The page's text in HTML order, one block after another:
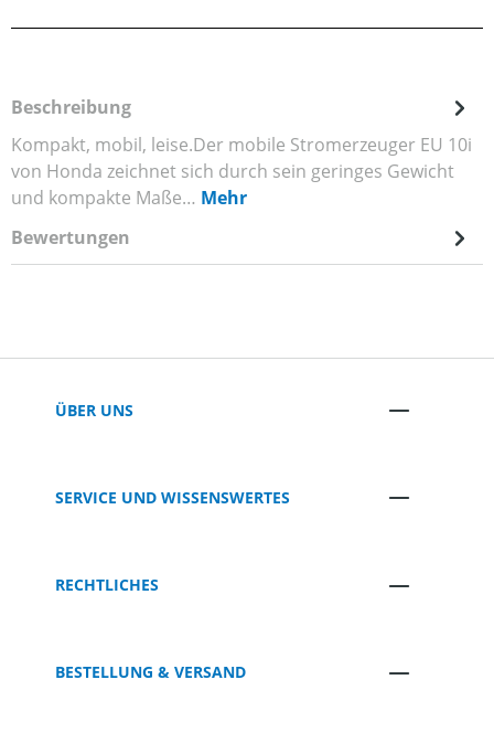
Beschreibung
Kompakt, mobil, leise.Der mobile Stromerzeuger EU 10i
von Honda zeichnet sich durch sein geringes Gewicht
und kompakte Maße… Mehr
Bewertungen
ÜBER UNS
SERVICE UND WISSENSWERTES
RECHTLICHES
BESTELLUNG & VERSAND